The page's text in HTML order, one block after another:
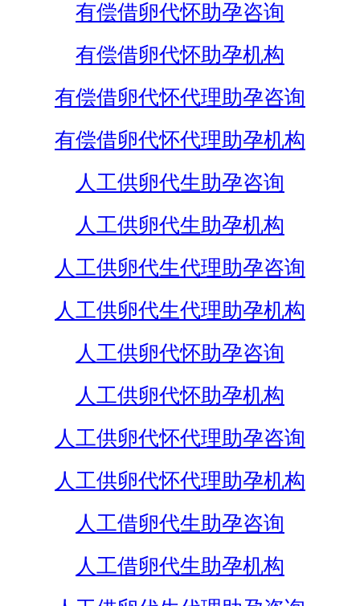
有偿借卵代怀助孕咨询
有偿借卵代怀助孕机构
有偿借卵代怀代理助孕咨询
有偿借卵代怀代理助孕机构
人工供卵代生助孕咨询
人工供卵代生助孕机构
人工供卵代生代理助孕咨询
人工供卵代生代理助孕机构
人工供卵代怀助孕咨询
人工供卵代怀助孕机构
人工供卵代怀代理助孕咨询
人工供卵代怀代理助孕机构
人工借卵代生助孕咨询
人工借卵代生助孕机构